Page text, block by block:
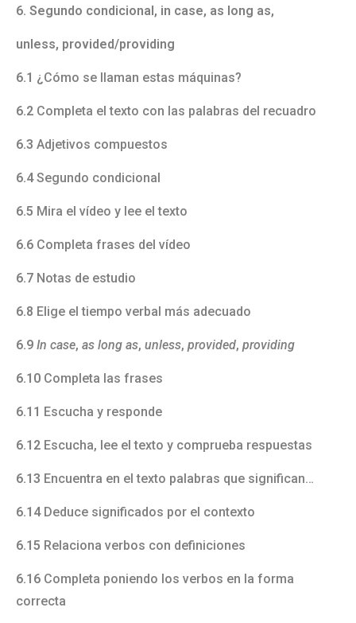
6. Segundo condicional, in case, as long as,
unless, provided/providing
6.1 ¿Cómo se llaman estas máquinas?
6.2 Completa el texto con las palabras del recuadro
6.3 Adjetivos compuestos
6.4Segundo condicional
6.5 Mira el vídeo y lee el texto
6.6 Completa frases del vídeo
6.7 Notas de estudio
6.8 Elige el tiempo verbal más adecuado
6.9 In case, as long as, unless, provided, providing
6.10 Completa las frases
6.11 Escucha y responde
6.12 Escucha, lee el texto y comprueba respuestas
6.13 Encuentra en el texto palabras que significan…
6.14Deduce significados por el contexto
6.15 Relaciona verbos con definiciones
6.16 Completa poniendo los verbos en la forma
correcta